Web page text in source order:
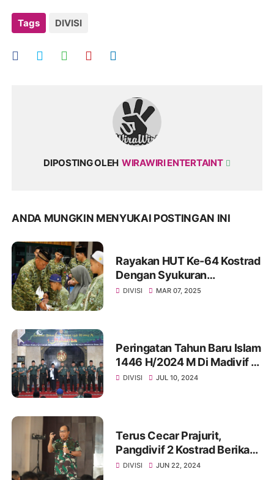
Tags DIVISI
DIPOSTING OLEH WIRAWIRI ENTERTAINT
ANDA MUNGKIN MENYUKAI POSTINGAN INI
Rayakan HUT Ke-64 Kostrad
Dengan Syukuran
Sederhana Dan Penuh
DIVISI MAR 07, 2025
Peringatan Tahun Baru Islam
1446 H/2024 M Di Madivif 2
Kostrad
DIVISI JUL 10, 2024
Terus Cecar Prajurit,
Pangdivif 2 Kostrad Berikan
Pengarahan Kepada Seluruh
DIVISI JUN 22, 2024